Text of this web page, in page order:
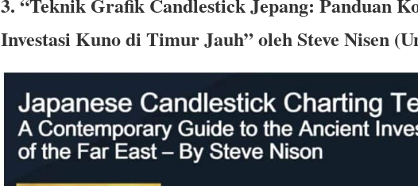
Investasi Kuno di Timur Jauh” oleh Steve Nisen